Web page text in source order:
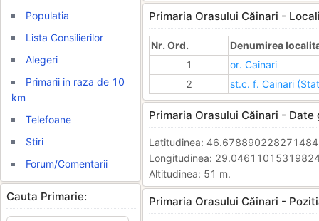
Populatia
Lista Consilierilor
Alegeri
Primarii in raza de 10
km
Telefoane
Stiri
Forum/Comentarii
Cauta Primarie:
Primaria Orasului Căinari -
Nr. Ord.
Denumirea
1
or. Cainari
2
st.c. f. Cainari
Primaria Orasului Căinari - Date
Latitudinea:
Longitudinea:
Altitudinea: 51 m.
Primaria Orasului Căinari -